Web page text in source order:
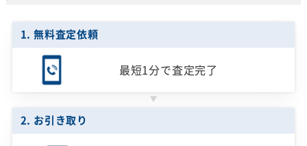
1. 無料査定依頼
最短1分で査定完了
2. お引き取り